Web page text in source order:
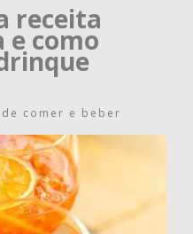
receita
como
comer e beber